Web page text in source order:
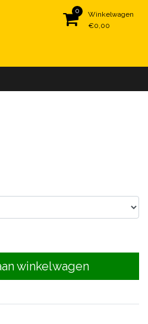
0
Winkelwagen
€0,00
winkelwagen